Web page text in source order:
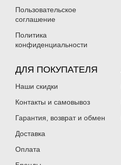
Пользовательское
соглашение
Политика
конфиденциальности
ДЛЯ ПОКУПАТЕЛЯ
Наши скидки
Контакты и самовывоз
Гарантия, возврат и обмен
Доставка
Оплата